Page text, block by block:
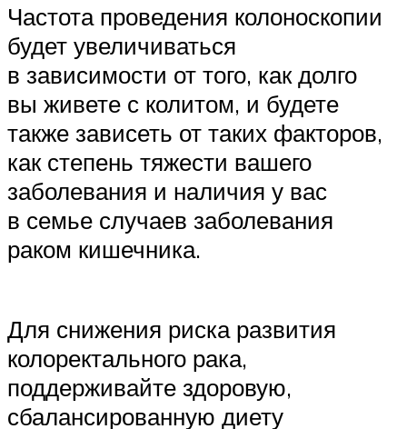
Частота проведения колоноскопии
будет увеличиваться
в зависимости от того, как долго
вы живете с колитом, и будете
также зависеть от таких факторов,
как степень тяжести вашего
заболевания и наличия у вас
в семье случаев заболевания
раком кишечника.
Для снижения риска развития
колоректального рака,
поддерживайте здоровую,
сбалансированную диету